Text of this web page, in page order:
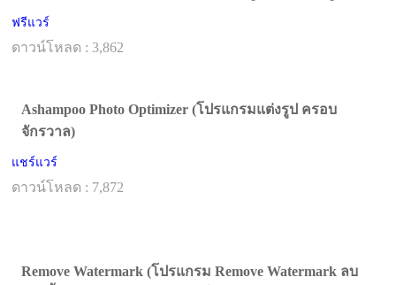
ฟรีแวร์
ดาวน์โหลด : 3,862
Ashampoo Photo Optimizer (โปรแกรมแต่งรูป ครอบ
จักรวาล)
แชร์แวร์
ดาวน์โหลด : 7,872
Remove Watermark (โปรแกรม Remove Watermark ลบ